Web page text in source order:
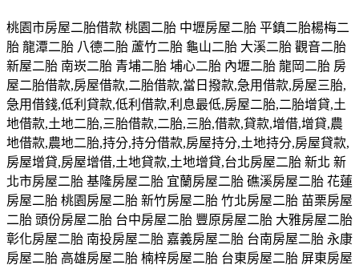
桃園市房屋二胎借款 桃園二胎 中壢房屋二胎 平鎮二胎楊梅二
胎 龍潭二胎 八德二胎 蘆竹二胎 龜山二胎 大溪二胎 觀音二胎
新屋二胎 南崁二胎 青埔二胎 埔心二胎 內壢二胎 龍岡二胎 房
屋二胎借款,房屋借款,二胎借款,當日撥款,急用借款,房屋三胎,
急用借錢,低利貸款,低利借款,利息最低,房屋二胎,二胎增貸,土
地借款,土地二胎,三胎借款,二胎,三胎,借款,貸款,增借,增貸,農
地借款,農地二胎,持分,持分借款,房屋持分,土地持分,房屋貸款,
房屋增貸,房屋增借,土地貸款,土地增貸,台北房屋二胎 新北 新
北市房屋二胎 基隆房屋二胎 宜蘭房屋二胎 礁溪房屋二胎 花蓮
房屋二胎 桃園房屋二胎 新竹房屋二胎 竹北房屋二胎 苗栗房屋
二胎 頭份房屋二胎 台中房屋二胎 豐原房屋二胎 大雅房屋二胎
彰化房屋二胎 南投房屋二胎 嘉義房屋二胎 台南房屋二胎 永康
房屋二胎 高雄房屋二胎 楠梓房屋二胎 台東房屋二胎 屏東房屋